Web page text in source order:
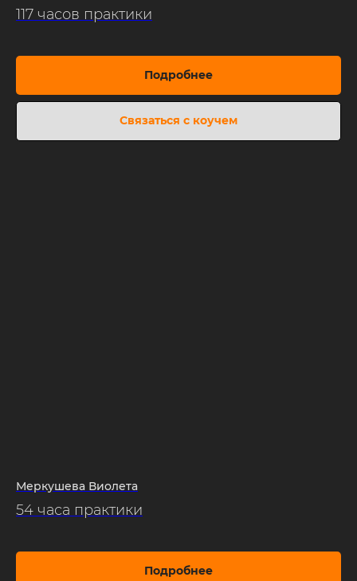
117 часов практики
Подробнее
Связаться с коучем
Меркушева Виолета
54 часа практики
Подробнее